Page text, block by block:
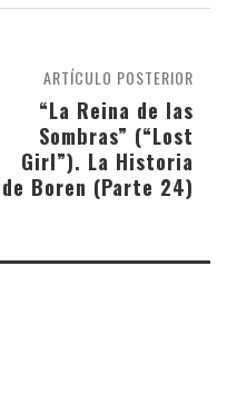
ARTÍCULO POSTERIOR
“La Reina de las
Sombras” (“Lost
Girl”). La Historia
de Boren (Parte 24)